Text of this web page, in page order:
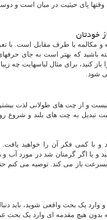
پای حیثیت در میان است و
خودتان
و مکالمه با طرف مقابل است. با
که بهتر است به جای حرفهای
برای مثال لباسهایت چه
شود.
و از چت های طولانی لذت
تبدیل به چت های بلند و شروع
و با کمی فکر آن را خواهید
و یا اگر گرمتان شد در مورد
باز می کند. توصیه می کنم حتماً
یک بحث واقعی شوید، باید
بدون هیچ مقدمه ای وارد یک بحث